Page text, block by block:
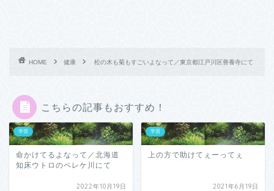
HOME 健康 松の木も菊もすごいよなって／東京都江戸川区善養寺にて
こちらの記事もおすすめ！
学習
命かけてるよなって／北海道
知床ウトロのペレケ川にて
2022年10月19日
学習
上の方で助けてぇーってぇ
2021年6月19日